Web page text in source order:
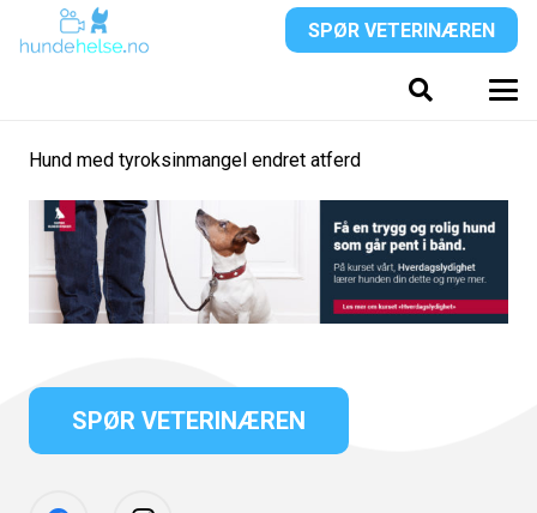
SPØR VETERINÆREN
Hund med tyroksinmangel endret atferd
SPØR VETERINÆREN